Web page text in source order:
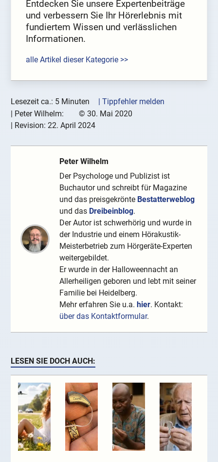
Entdecken Sie unsere Expertenbeiträge
und verbessern Sie Ihr Hörerlebnis mit
fundiertem Wissen und verlässlichen
Informationen.
alle Artikel dieser Kategorie >>
Lesezeit ca.: 5 Minuten
| Tippfehler melden
Peter Wilhelm: © 30. Mai 2020
| Revision:22. April 2024
Peter Wilhelm
Der Psychologe und Publizist ist
Buchautor und schreibt für Magazine
und das preisgekrönte Bestatterweblog
und das Dreibeinblog.
Der Autor ist schwerhörig und wurde in
der Industrie und einem Hörakustik-
Meisterbetrieb zum Hörgeräte-Experten
weitergebildet.
Er wurde in der Halloweennacht an
Allerheiligen geboren und lebt mit seiner
Familie bei Heidelberg.
Mehr erfahren Sie u.a. hier. Kontakt:
über das Kontaktformular.
LESEN SIE DOCH AUCH: